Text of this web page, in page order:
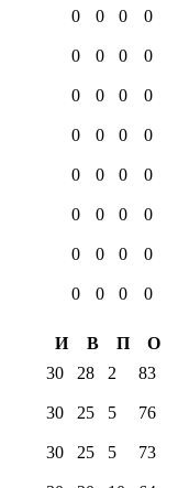
0 0 0 0
0 0 0 0
0 0 0 0
0 0 0 0
0 0 0 0
0 0 0 0
0 0 0 0
0 0 0
0
И В П
О
30 28 2 83
30 25 5 76
30 25 5 73